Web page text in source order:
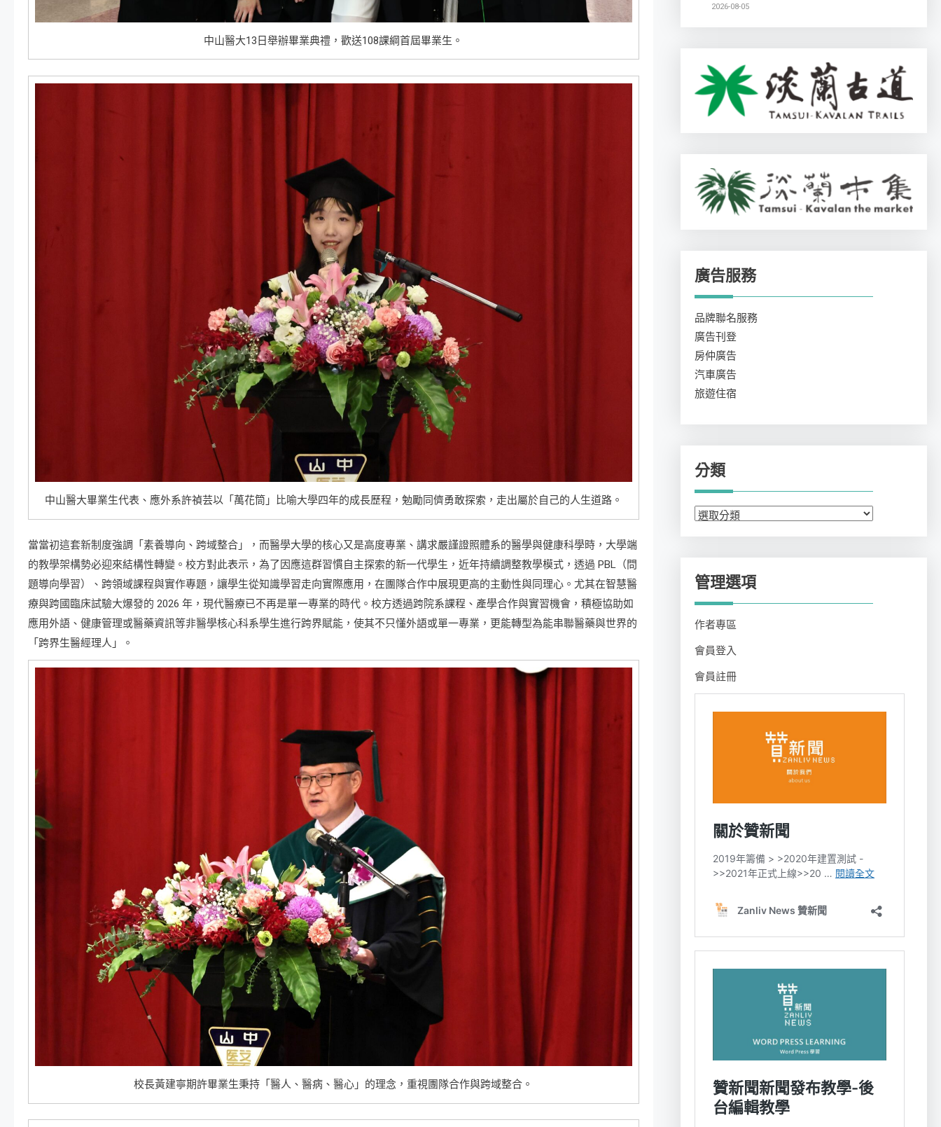
中山醫大13日舉辦畢業典禮，歡送108課綱首屆畢業生。
中山醫大畢業生代表、應外系許禎芸以「萬花筒」比喻大學四年的成長歷程，勉勵同儕勇敢探索，走出屬於自己的人生道路。
當當初這套新制度強調「素養導向、跨域整合」，而醫學大學的核心又是高度專業、講求嚴謹證照體系的醫學與健康科學時，大學端
的教學架構勢必迎來結構性轉變。校方對此表示，為了因應這群習慣自主探索的新一代學生，近年持續調整教學模式，透過 PBL（問
題導向學習）、跨領域課程與實作專題，讓學生從知識學習走向實際應用，在團隊合作中展現更高的主動性與同理心。尤其在智慧醫
療與跨國臨床試驗大爆發的 2026 年，現代醫療已不再是單一專業的時代。校方透過跨院系課程、產學合作與實習機會，積極協助如
應用外語、健康管理或醫藥資訊等非醫學核心科系學生進行跨界賦能，使其不只懂外語或單一專業，更能轉型為能串聯醫藥與世界的
「跨界生醫經理人」。
校長黃建寧期許畢業生秉持「醫人、醫病、醫心」的理念，重視團隊合作與跨域整合。
2026-08-05
廣告服務
品牌聯名服務
廣告刊登
房仲廣告
汽車廣告
旅遊住宿
分類
分
管理選項
作者專區
會員登入
會員註冊